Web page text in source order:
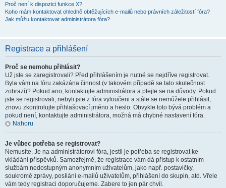
Proč není k dispozici funkce X?
Koho mám kontaktovat ohledně obtěžujících e-mailů nebo právních záležitostí fóra?
Jak můžu kontaktovat administrátora fóra?
Registrace a přihlášení
Proč se nemohu přihlásit?
Už jste se zaregistrovali? Před přihlášením je nutné se nejdříve registrovat.
Byla vám na fóru zakázána činnost (v takovém případě se tato skutečnost
zobrazí)? Pokud ano, kontaktujte administrátora a ptejte se na důvody. Pokud
jste se registrovali, nebyli jste z fóra vyloučeni a stále se nemůžete přihlásit,
znovu zkontrolujte přihlašovací jméno a heslo. Obvykle toto bývá problém a
pokud není, kontaktujte administrátora, možná má chybné nastavení fóra.
Nahoru
Je vůbec potřeba se registrovat?
Nemusíte. Je na administrátorovi fóra, jestli je potřeba se registrovat ke
vkládání příspěvků. Samozřejmě, že registrace vám dá přístup k ostatním
službám nedostupným anonymním uživatelům, jako např. postavičky,
soukromé zprávy, posílání e-mailů uživatelům, přihlášení do skupin, atd. Vřele
vám tedy registraci doporučujeme. Zabere to jen pár chvil.